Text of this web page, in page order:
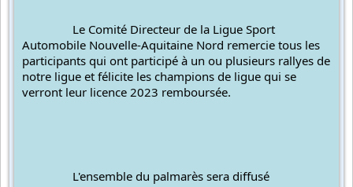
		Le Comité Directeur de la
Ligue Sport
Automobile Nouvelle-Aquitaine Nord remercie tous les
participants qui ont participé à un ou plusieurs rallyes de
notre ligue et félicite les champions de ligue qui se
verront leur licence 2023 remboursée.